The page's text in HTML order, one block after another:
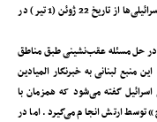
امروز یک منبع رسمی لبنانی گفت: دور پنجم مذاکرات با اسرائیلی‌ها از تاریخ 22 ژوئن (1 تیر) در
در حل مسئله عقب‌نشینی طبق مناطق
منبع لبنانی به خبرنگار المیادین
گفته می‌شود که همزمان با
توسط ارتش انجام می‌گیرد. اما در